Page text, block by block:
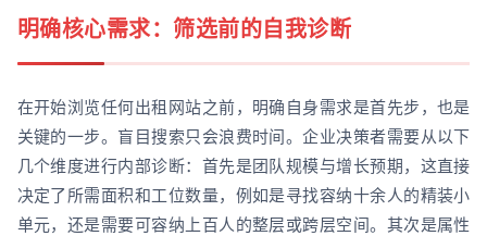
明确核心需求：筛选前的自我诊断
在开始浏览任何出租网站之前，明确自身需求是首先步，也是
关键的一步。盲目搜索只会浪费时间。企业决策者需要从以下
几个维度进行内部诊断：首先是团队规模与增长预期，这直接
决定了所需面积和工位数量，例如是寻找容纳十余人的精装小
单元，还是需要可容纳上百人的整层或跨层空间。其次是属性